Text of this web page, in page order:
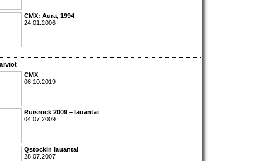
CMX: Aura, 1994
24.01.2006
CMX
06.10.2019
Ruisrock 2009 – lauantai
04.07.2009
Qstockin lauantai
28.07.2007